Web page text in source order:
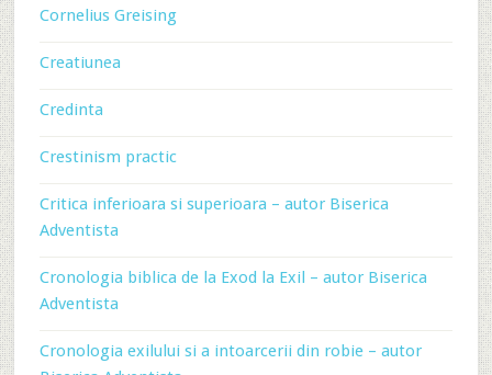
Cornelius Greising
Creatiunea
Credinta
Crestinism practic
Critica inferioara si superioara – autor Biserica
Adventista
Cronologia biblica de la Exod la Exil – autor Biserica
Adventista
Cronologia exilului si a intoarcerii din robie – autor